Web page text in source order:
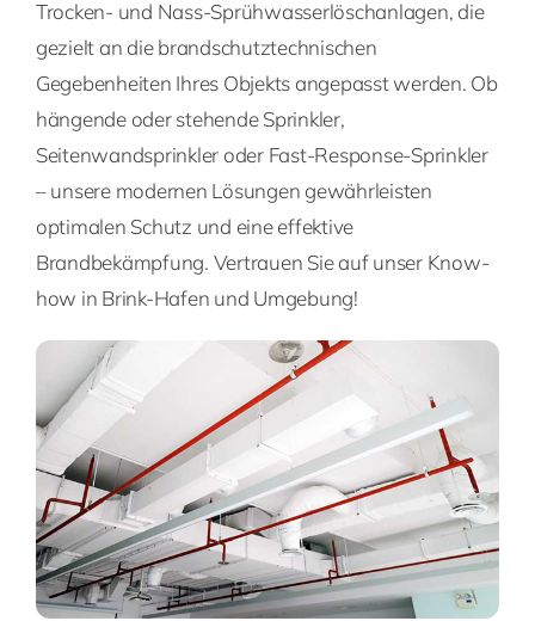
Trocken- und Nass-Sprühwasserlöschanlagen, die
gezielt an die brandschutztechnischen
Gegebenheiten Ihres Objekts angepasst werden. Ob
hängende oder stehende Sprinkler,
Seitenwandsprinkler oder Fast-Response-Sprinkler
– unsere modernen Lösungen gewährleisten
optimalen Schutz und eine effektive
Brandbekämpfung. Vertrauen Sie auf unser Know-
how in Brink-Hafen und Umgebung!